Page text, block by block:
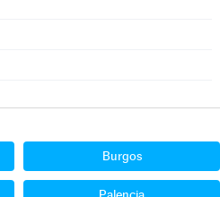
Burgos